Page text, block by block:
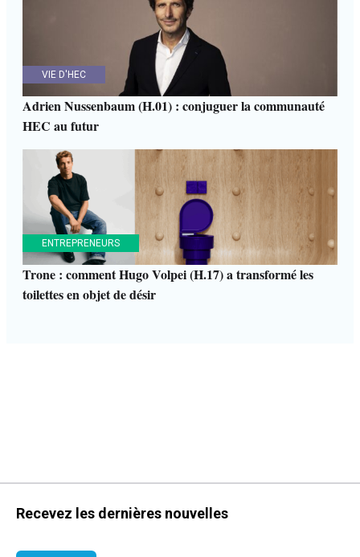
VIE D'HEC
Adrien Nussenbaum (H.01) : conjuguer la communauté
HEC au futur
ENTREPRENEURS
Trone : comment Hugo Volpei (H.17) a transformé les
toilettes en objet de désir
Recevez les dernières nouvelles